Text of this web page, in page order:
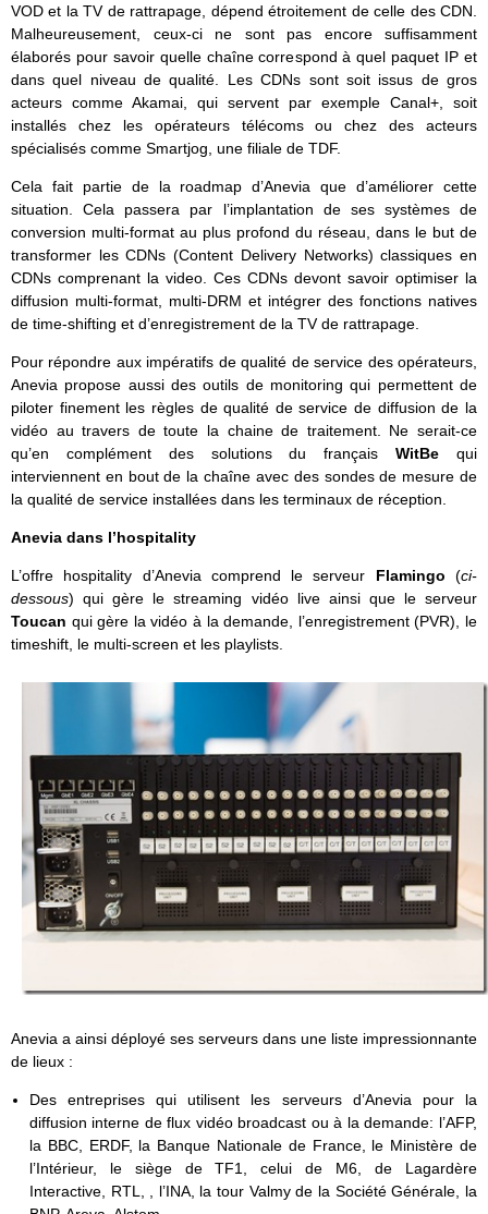
VOD et la TV de rattrapage, dépend étroitement de celle des CDN.
Malheureusement, ceux-ci ne sont pas encore suffisamment
élaborés pour savoir quelle chaîne correspond à quel paquet IP et
dans quel niveau de qualité. Les CDNs sont soit issus de gros
acteurs comme Akamai, qui servent par exemple Canal+, soit
installés chez les opérateurs télécoms ou chez des acteurs
spécialisés comme Smartjog, une filiale de TDF.
Cela fait partie de la roadmap d’Anevia que d’améliorer cette
situation. Cela passera par l’implantation de ses systèmes de
conversion multi-format au plus profond du réseau, dans le but de
transformer les CDNs (Content Delivery Networks) classiques en
CDNs comprenant la video. Ces CDNs devont savoir optimiser la
diffusion multi-format, multi-DRM et intégrer des fonctions natives
de time-shifting et d’enregistrement de la TV de rattrapage.
Pour répondre aux impératifs de qualité de service des opérateurs,
Anevia propose aussi des outils de monitoring qui permettent de
piloter finement les règles de qualité de service de diffusion de la
vidéo au travers de toute la chaine de traitement. Ne serait-ce
qu’en complément des solutions du françaisWitBequi
interviennent en bout de la chaîne avec des sondes de mesure de
la qualité de service installées dans les terminaux de réception.
Anevia dans l’hospitality
L’offre hospitality d’Anevia comprend le serveur Flamingo (ci-
dessous) qui gère le streaming vidéo live ainsi que le serveur
Toucan qui gère la vidéo à la demande, l’enregistrement (PVR), le
timeshift, le multi-screen et les playlists.
Anevia a ainsi déployé ses serveurs dans une liste impressionnante
de lieux :
Des entreprises qui utilisent les serveurs d’Anevia pour la
diffusion interne de flux vidéo broadcast ou à la demande: l’AFP,
la BBC, ERDF, la Banque Nationale de France, le Ministère de
l’Intérieur, le siège de TF1, celui de M6, de Lagardère
Interactive, RTL, , l’INA, la tour Valmy de la Société Générale, la